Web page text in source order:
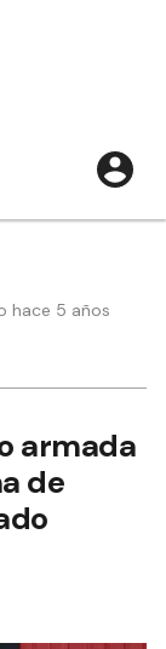
hace 5 años
armada
de